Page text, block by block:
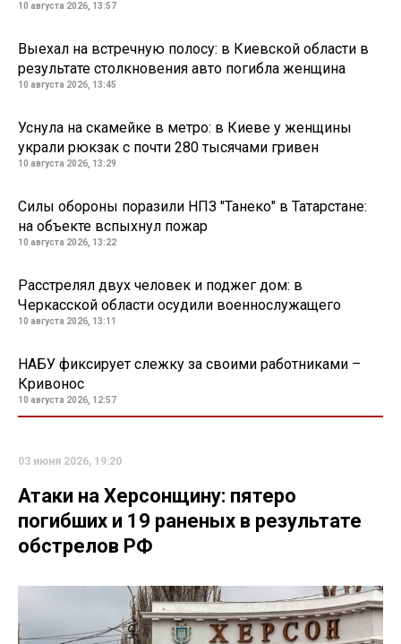
10 августа 2026, 13:57
Выехал на встречную полосу: в Киевской области в
результате столкновения авто погибла женщина
10 августа 2026, 13:45
Уснула на скамейке в метро: в Киеве у женщины
украли рюкзак с почти 280 тысячами гривен
10 августа 2026, 13:29
Силы обороны поразили НПЗ "Танеко" в Татарстане:
на объекте вспыхнул пожар
10 августа 2026, 13:22
Расстрелял двух человек и поджег дом: в
Черкасской области осудили военнослужащего
10 августа 2026, 13:11
НАБУ фиксирует слежку за своими работниками –
Кривонос
10 августа 2026, 12:57
03 июня 2026, 19:20
Атаки на Херсонщину: пятеро
погибших и 19 раненых в результате
обстрелов РФ